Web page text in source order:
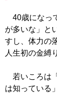
40歳になっ
が多いな」と
すし、体力の
人生初の金縛
若いころは
は知っている